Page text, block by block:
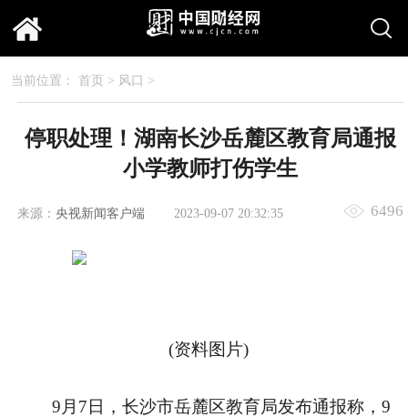
当前位置： 首页 > 风口 >
停职处理！湖南长沙岳麓区教育局通报
小学教师打伤学生
来源： 央视新闻客户端 2023-09-07 20:32:35 6496
(资料图片)
9月7日，长沙市岳麓区教育局发布通报称，9